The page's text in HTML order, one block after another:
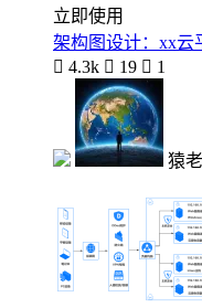
立即使用
架构图设计：xx云
 4.3k  19  1
猿